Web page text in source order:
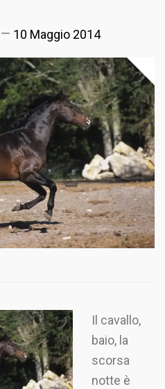
10 Maggio 2014
Il cavallo,
baio, la
scorsa
notte è